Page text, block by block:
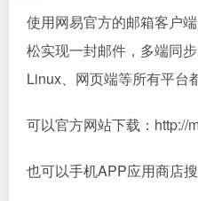
使用网易官方的邮箱客户
松实现一封邮件，多端同
Linux、网页端等所有平台
可以官方网站下载： http://
也可以手机APP应用商店